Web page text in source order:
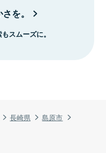
長崎県
島原市
を。
スムーズに。